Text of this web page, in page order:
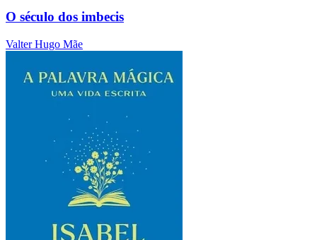
O século dos imbecis
Valter Hugo Mãe